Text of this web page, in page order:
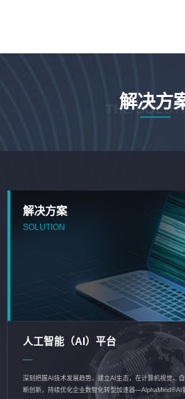
解决方
THE
解决方案
SOLUTION
人工智能（AI）平台
深刻把握AI技术发展趋势，建立AI生态，在计算机视觉、
断创新，持续优化企业数智化转型加速器—AlphaMind®AI